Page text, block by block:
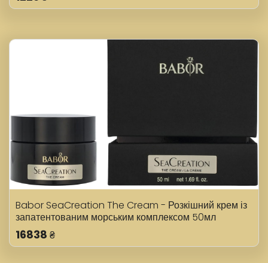
Babor SeaCreation The Cream - Розкішний крем із
запатентованим морським комплексом 50мл
16838 ₴